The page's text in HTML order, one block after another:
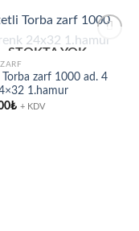
Add to
STOKTA YOK
zarf 1000 ad. 4
1.hamur
₺ + KDV